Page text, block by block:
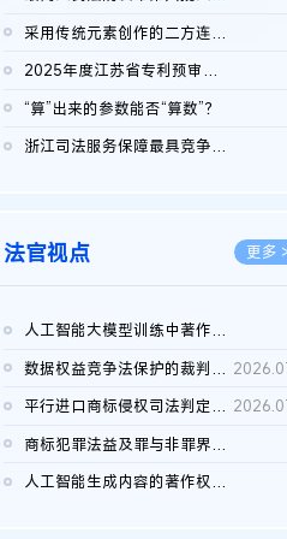
采用传统元素创作的二方连续装饰图案作品的独创性及侵权对比认定
2025年度江苏省专利预审典型案例
“算”出来的参数能否“算数”？
浙江司法服务保障最具竞争力营商环境建设典型案例（第二批）含侵...
法官视点 更多
人工智能大模型训练中著作权的合理使用
数据权益竞争法保护的裁判路径构建
平行进口商标侵权司法判定规则的困境与纾解
商标犯罪法益及罪与非罪界限研究
人工智能生成内容的著作权司法认定：演进逻辑、现实困境与规则建...